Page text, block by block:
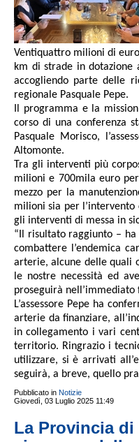
Ventiquattro milioni di
km di strade in dotazione
accogliendo parte delle
regionale Pasquale Pepe.
Il programma e la
corso di una conferenza
Pasquale Morisco,
Altomonte.
Tra gli interventi più
milioni e 700mila euro
mezzo per la
milioni sia per l’intervento
gli interventi di messa in
“Il risultato raggiunto –
combattere l’endemica
arterie, alcune delle quali
le nostre necessità ed
proseguirà
L’assessore Pepe ha
arterie da finanziare,
in collegamento i vari
territorio. Ringrazio i
utilizzare, si è arrivati
seguirà, a breve, quello
Pubblicato in Notizie
Giovedì, 03 Luglio 2025 11:49
La Provincia di